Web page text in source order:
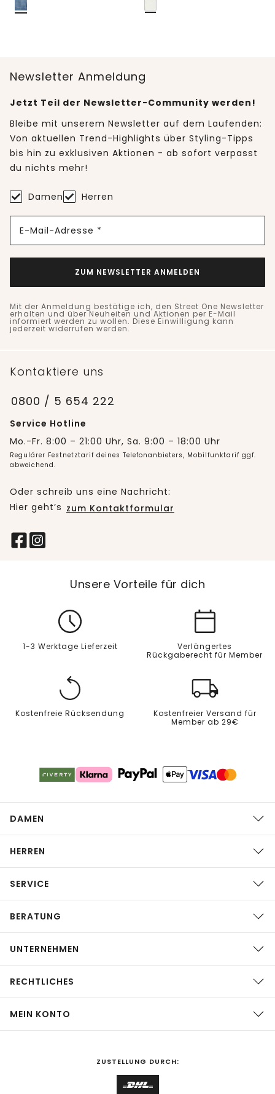
Newsletter Anmeldung
Jetzt Teil der Newsletter-Community werden!
Bleibe mit unserem Newsletter auf dem Laufenden:
Von aktuellen Trend-Highlights über Styling-Tipps
bis hin zu exklusiven Aktionen - ab sofort verpasst
du nichts mehr!
Damen Herren
E-Mail-Adresse *
ZUM NEWSLETTER ANMELDEN
Mit der Anmeldung bestätige ich, den Street One Newsletter
erhalten und über Neuheiten und Aktionen per E-Mail
informiert werden zu wollen. Diese Einwilligung kann
jederzeit widerrufen werden.
Kontaktiere uns
0800 / 5 654 222
Service Hotline
Mo.-Fr. 8:00 – 21:00 Uhr, Sa. 9:00 – 18:00 Uhr
Regulärer Festnetztarif deines Telefonanbieters, Mobilfunktarif ggf.
abweichend.
Oder schreib uns eine Nachricht:
Hier geht’s zum Kontaktformular
Unsere Vorteile für dich
1-3 Werktage Lieferzeit
Verlängertes
Rückgaberecht für Member
Kostenfreie Rücksendung
Kostenfreier Versand für
Member ab 29€
DAMEN
HERREN
SERVICE
BERATUNG
UNTERNEHMEN
RECHTLICHES
MEIN KONTO
ZUSTELLUNG DURCH: